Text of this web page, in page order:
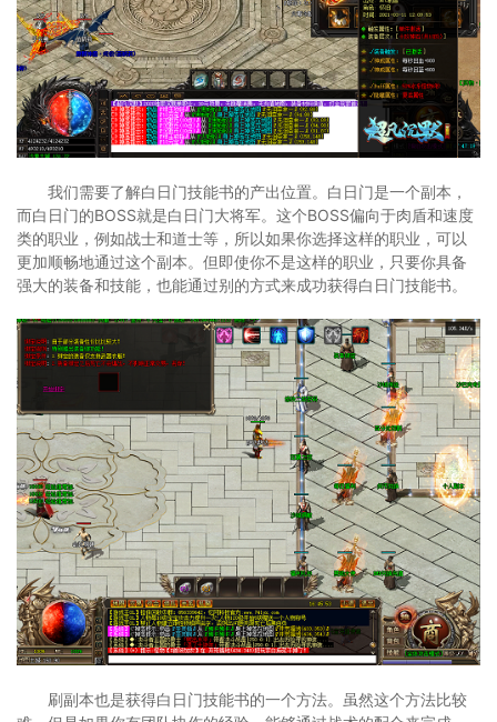
我们需要了解白日门技能书的产出位置。白日门是一个副本，
而白日门的BOSS就是白日门大将军。这个BOSS偏向于肉盾和速度
类的职业，例如战士和道士等，所以如果你选择这样的职业，可以
更加顺畅地通过这个副本。但即使你不是这样的职业，只要你具备
强大的装备和技能，也能通过别的方式来成功获得白日门技能书。
刷副本也是获得白日门技能书的一个方法。虽然这个方法比较